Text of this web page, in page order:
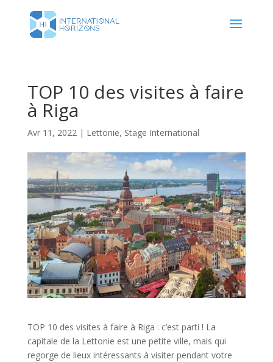
TOP 10 des visites à faire
à Riga
Avr 11, 2022| Lettonie, Stage International
TOP 10 des visites à faire à Riga : c’est parti ! La
capitale de la Lettonie est une petite ville, mais qui
regorge de lieux intéressants à visiter pendant votre